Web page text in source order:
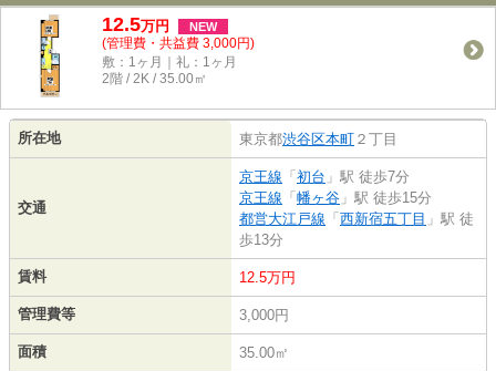
12.5万円 NEW
(管理費・共益費 3,000円)
敷：1ヶ月｜礼：1ヶ月
2階 / 2K / 35.00㎡
所在地 東京都渋谷区本町 ２丁目
交通
京王線 「 初台 」駅 徒歩7分
京王線 「 幡ヶ谷 」駅 徒歩15分
都営大江戸線 「 西新宿五丁目 」駅 徒
歩13分
賃料 12.5万円
管理費等 3,000円
面積 35.00㎡